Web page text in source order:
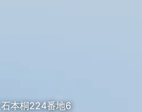
本桐224番地6